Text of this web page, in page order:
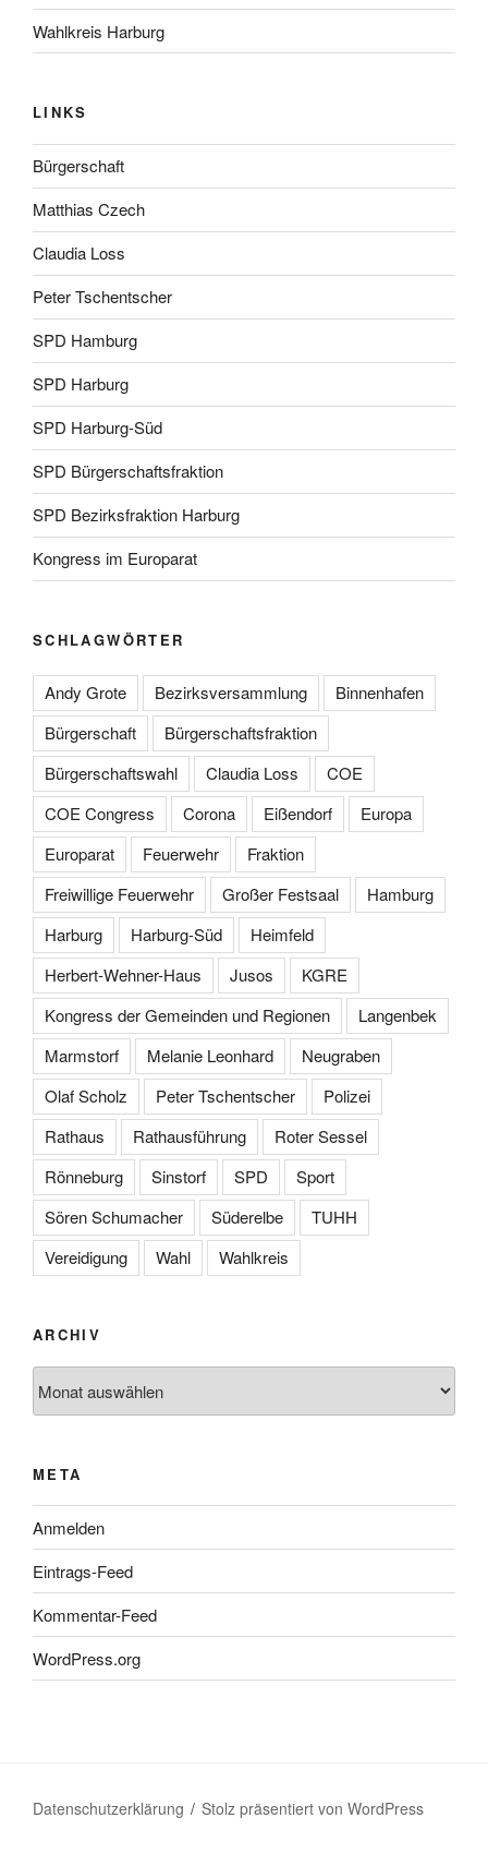
Wahlkreis Harburg
LINKS
Bürgerschaft
Matthias Czech
Claudia Loss
Peter Tschentscher
SPD Hamburg
SPD Harburg
SPD Harburg-Süd
SPD Bürgerschaftsfraktion
SPD Bezirksfraktion Harburg
Kongress im Europarat
SCHLAGWÖRTER
Andy Grote Bezirksversammlung
Binnenhafen
Bürgerschaft
Bürgerschaftsfraktion
Bürgerschaftswahl
Claudia Loss
COE
COE Congress
Corona Eißendorf
Europa
Europarat
Feuerwehr
Fraktion
Freiwillige Feuerwehr
Großer Festsaal
Hamburg
Harburg
Harburg-Süd
Heimfeld
Herbert-Wehner-Haus
Jusos
KGRE
Kongress der Gemeinden und Regionen
Langenbek
Marmstorf
Melanie Leonhard
Neugraben
Olaf Scholz
Peter Tschentscher
Polizei
Rathaus
Rathausführung
Roter Sessel
Rönneburg
Sinstorf SPD
Sport
Sören Schumacher
Süderelbe
TUHH
Vereidigung
Wahl Wahlkreis
ARCHIV
META
Anmelden
Eintrags-Feed
Kommentar-Feed
WordPress.org
Datenschutzerklärung Stolz präsentiert von WordPress